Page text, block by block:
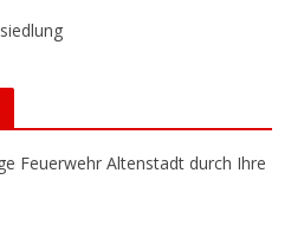
Feuerwehr Altenstadt durch Ihre